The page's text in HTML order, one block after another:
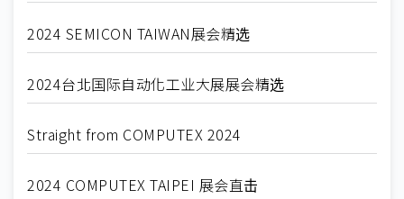
2024 SEMICON TAIWAN展会精选
2024台北国际自动化工业大展展会精选
Straight from COMPUTEX 2024
2024 COMPUTEX TAIPEI 展会直击